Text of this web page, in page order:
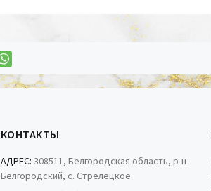
КОНТАКТЫ
АДРЕС: 308511, Белгородская область, р-н
Белгородский, с. Стрелецкое